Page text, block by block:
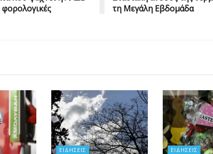
φορολογικές
τη Μεγάλη Εβδομάδα
ΕΙΔΉΣΕΙΣ ΕΙΔΉΣΕΙΣ